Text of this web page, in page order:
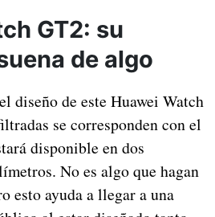
GT2: su
de algo
diseño de este Huawei Watch
se corresponden con el
disponible en dos
No es algo que hagan
esto ayuda a llegar a una